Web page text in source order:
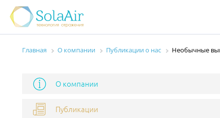
Главная О компании Публикации о нас Необычные
О компании
Публикации